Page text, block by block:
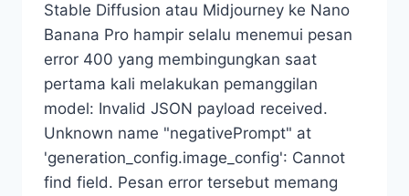
Stable Diffusion atau Midjourney ke Nano
Banana Pro hampir selalu menemui pesan
error 400 yang membingungkan saat
pertama kali melakukan pemanggilan
model: Invalid JSON payload received.
Unknown name "negativePrompt" at
'generation_config.image_config': Cannot
find field. Pesan error tersebut memang